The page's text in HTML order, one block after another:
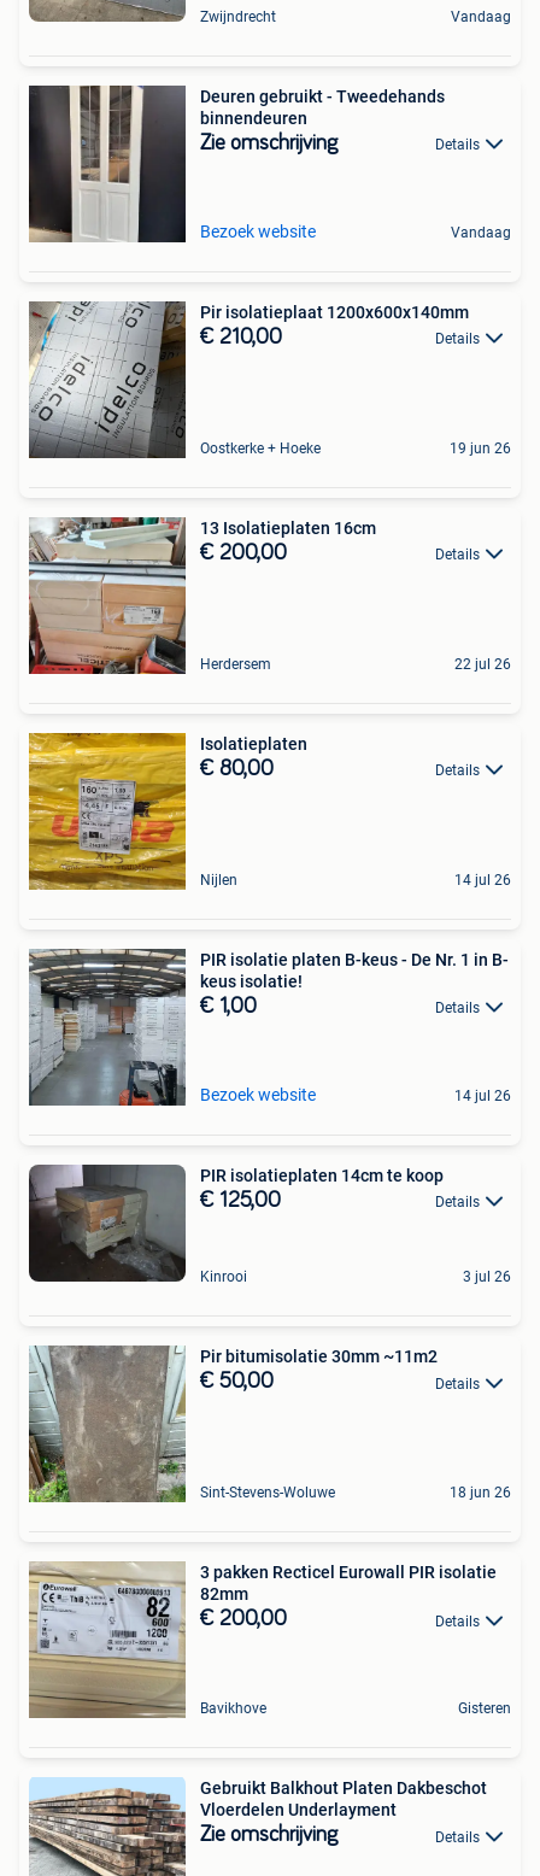
Zwijndrecht Vandaag
Deuren gebruikt - Tweedehands
binnendeuren
Zie omschrijving Details
Bezoek website Vandaag
Pir isolatieplaat 1200x600x140mm
€ 210,00 Details
Oostkerke + Hoeke 19 jun 26
13 Isolatieplaten 16cm
€ 200,00 Details
Herdersem 22 jul 26
Isolatieplaten
€ 80,00 Details
Nijlen 14 jul 26
PIR isolatie platen B-keus - De Nr. 1 in B-
keus isolatie!
€ 1,00 Details
Bezoek website 14 jul 26
PIR isolatieplaten 14cm te koop
€ 125,00 Details
Kinrooi 3 jul 26
Pir bitumisolatie 30mm ~11m2
€ 50,00 Details
Sint-Stevens-Woluwe 18 jun 26
3 pakken Recticel Eurowall PIR isolatie
82mm
€ 200,00 Details
Bavikhove Gisteren
Gebruikt Balkhout Platen Dakbeschot
Vloerdelen Underlayment
Zie omschrijving Details